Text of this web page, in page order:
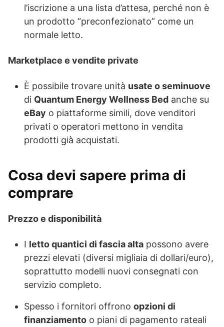
l’iscrizione a una lista d’attesa, perché non è
un prodotto “preconfezionato” come un
normale letto.
Marketplace e vendite private
È possibile trovare unità usate o seminuove
di Quantum Energy Wellness Bed anche su
eBay o piattaforme simili, dove venditori
privati o operatori mettono in vendita
prodotti già acquistati.
Cosa devi sapere prima di
comprare
Prezzo e disponibilità
I letto quantici di fascia alta possono avere
prezzi elevati (diversi migliaia di dollari/euro),
soprattutto modelli nuovi consegnati con
servizio completo.
Spesso i fornitori offrono opzioni di
finanziamento o piani di pagamento rateali